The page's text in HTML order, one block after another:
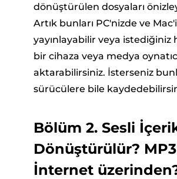
dönüştürülen dosyaları
Artık bunları PC'nizde ve
yayınlayabilir veya istediğiniz
bir cihaza veya medya
aktarabilirsiniz. İsterseniz
sürücülere bile
Bölüm 2. Sesli
Dönüştürülür? MP3
İnternet